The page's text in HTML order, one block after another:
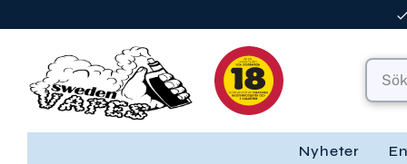
Nyheter